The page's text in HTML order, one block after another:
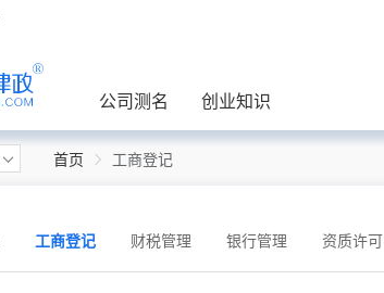
公司测名 创业知识
首页 工商登记
工商登记 财税管理 银行管理 资质许可